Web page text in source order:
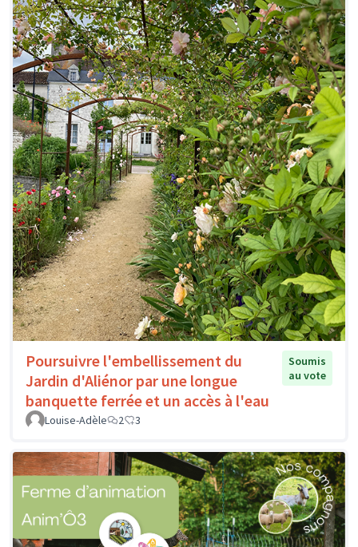
Poursuivre l'embellissement du
Jardin d'Aliénor par une longue
banquette ferrée et un accès à l'eau
Soumis
au vote
Louise-Adèle 2 3